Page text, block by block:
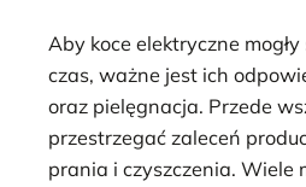
Aby koce elektryczne mogły
czas, ważne jest ich
oraz pielęgnacja. Przede
przestrzegać zaleceń
prania i czyszczenia. Wiele